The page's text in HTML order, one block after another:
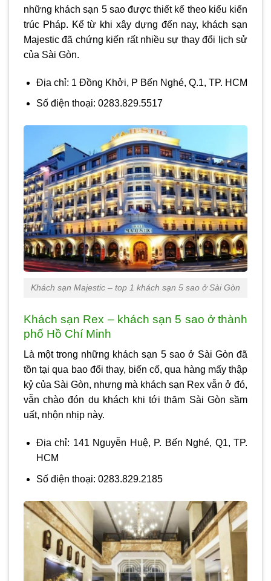
những khách sạn 5 sao được thiết kế theo kiểu kiến
trúc Pháp. Kể từ khi xây dựng đến nay, khách sạn
Majestic đã chứng kiến rất nhiều sự thay đổi lịch sử
của Sài Gòn.
Địa chỉ: 1 Đồng Khởi, P Bến Nghé, Q.1, TP. HCM
Số điện thoại: 0283.829.5517
Khách sạn Majestic – top 1 khách sạn 5 sao ở Sài Gòn
Khách sạn Rex – khách sạn 5 sao ở thành
phố Hồ Chí Minh
Là một trong những khách sạn 5 sao ở Sài Gòn đã
tồn tại qua bao đổi thay, biến cố, qua hàng mấy thập
kỷ của Sài Gòn, nhưng mà khách sạn Rex vẫn ở đó,
vẫn chào đón du khách khi tới thăm Sài Gòn sầm
uất, nhộn nhịp này.
Địa chỉ: 141 Nguyễn Huệ, P. Bến Nghé, Q1, TP.
HCM
Số điện thoại: 0283.829.2185